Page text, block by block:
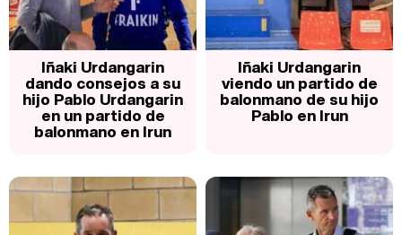
Iñaki Urdangarin
dando consejos a su
hijo Pablo Urdangarin
en un partido de
balonmano en Irun
Iñaki Urdangarin
viendo un partido de
balonmano de su hijo
Pablo en Irun